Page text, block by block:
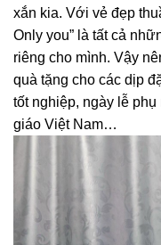
xắn kia. Với vẻ đẹp
Only you” là tất cả
riêng cho mình. Vậy
quà tặng cho các dịp
tốt nghiệp, ngày lễ
giáo Việt Nam…